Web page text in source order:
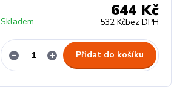
644 Kč
532 Kčbez DPH
Skladem
Přidat do košíku